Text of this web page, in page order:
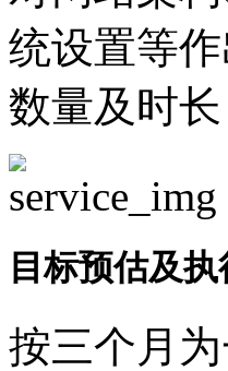
统设置等
数量及时长
目标预估及执
按三个月